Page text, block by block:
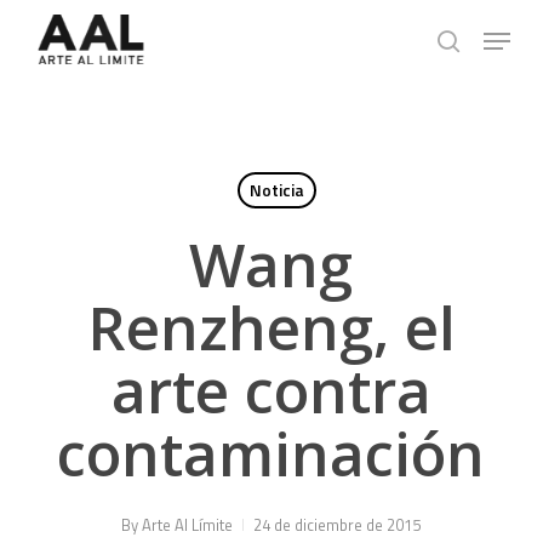
search
Menu
Noticia
Wang
Renzheng, el
arte contra
contaminación
ByArte Al Límite 24 de diciembre de 2015